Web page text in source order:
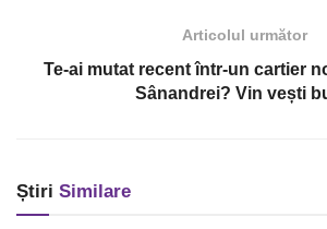
Articolul următor
Te-ai mutat recent într-un cartier
Sânandrei? Vin vești
Știri Similare